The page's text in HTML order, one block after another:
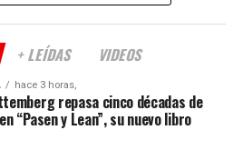
años en la nueva sede
Cristóbal, sus productores
Misch celebran la
+ LEÍDAS VIDEOS
hace 3 horas,
repasa cinco décadas de
“Pasen y Lean”, su nuevo libro